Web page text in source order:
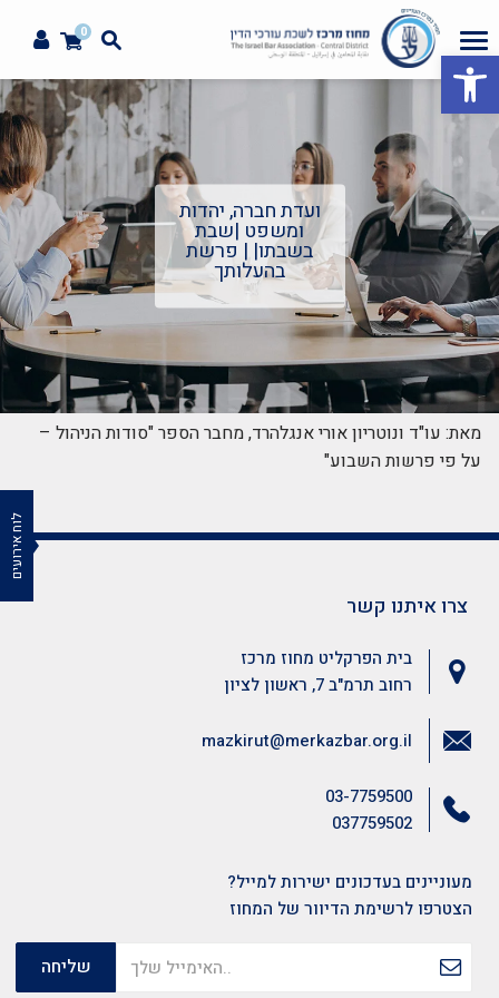
פתח סרגל נגישות
0
ועדת חברה, יהדות
ומשפט |שבת
בשבתו| | פרשת
בהעלותך
מאת: עו"ד ונוטריון אורי אנגלהרד, מחבר הספר "סודות הניהול –
על פי פרשות השבוע"
צרו איתנו קשר
בית הפרקליט מחוז מרכז
רחוב תרמ"ב 7, ראשון לציון
03-7759500
037759502
mazkirut@merkazbar.org.il
מעוניינים בעדכונים ישירות למייל?
הצטרפו לרשימת הדיוור של המחוז
לוח אירועים